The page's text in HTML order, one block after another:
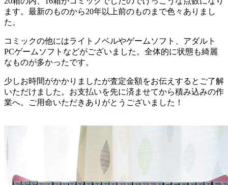
ます。最新のものから20年以上前のものまで色々ありまし
た。
コミックの他にはライトノベルやゲームソフト、アダルト
PCゲームソフトなどがございました。全体的に状態も綺麗
なものが多かったです。
少しお時間がかかりましたが査定金額をお伝えするとご了解
いただけました。お支払いを先に済ませてから積み込みの作
業へ。ご用命いただきありがとうございました！